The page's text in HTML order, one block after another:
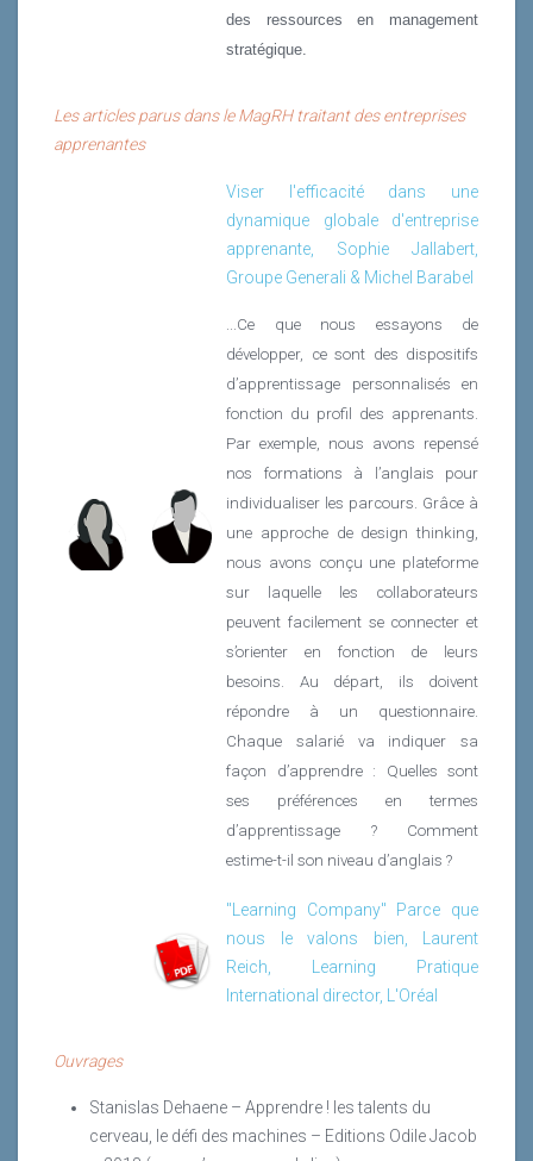
des ressources en management
stratégique.
Les articles parus dans le MagRH traitant des entreprises
apprenantes
Viser l'efficacité dans une
dynamique globale d'entreprise
apprenante, Sophie Jallabert,
Groupe Generali & Michel Barabel
...Ce que nous essayons de
développer, ce sont des dispositifs
d’apprentissage personnalisés en
fonction du profil des apprenants.
Par exemple, nous avons repensé
nos formations à l’anglais pour
individualiser les parcours. Grâce à
une approche de design thinking,
nous avons conçu une plateforme
sur laquelle les collaborateurs
peuvent facilement se connecter et
s’orienter en fonction de leurs
besoins. Au départ, ils doivent
répondre à un questionnaire.
Chaque salarié va indiquer sa
façon d’apprendre : Quelles sont
ses préférences en termes
d’apprentissage ? Comment
estime-t-il son niveau d’anglais ?
"Learning Company" Parce que
nous le valons bien, Laurent
Reich, Learning Pratique
International director, L'Oréal
Ouvrages
Stanislas Dehaene – Apprendre ! les talents du
cerveau, le défi des machines – Editions Odile Jacob